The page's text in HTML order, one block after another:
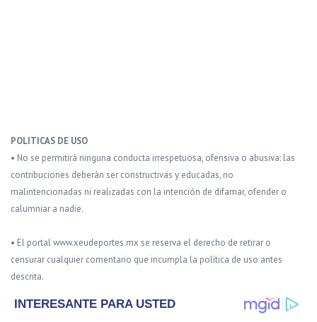
POLITICAS DE USO
• No se permitirá ninguna conducta irrespetuosa, ofensiva o abusiva: las
contribuciones deberán ser constructivas y educadas, no
malintencionadas ni realizadas con la intención de difamar, ofender o
calumniar a nadie.
• El portal www.xeudeportes.mx se reserva el derecho de retirar o
censurar cualquier comentario que incumpla la política de uso antes
descrita.